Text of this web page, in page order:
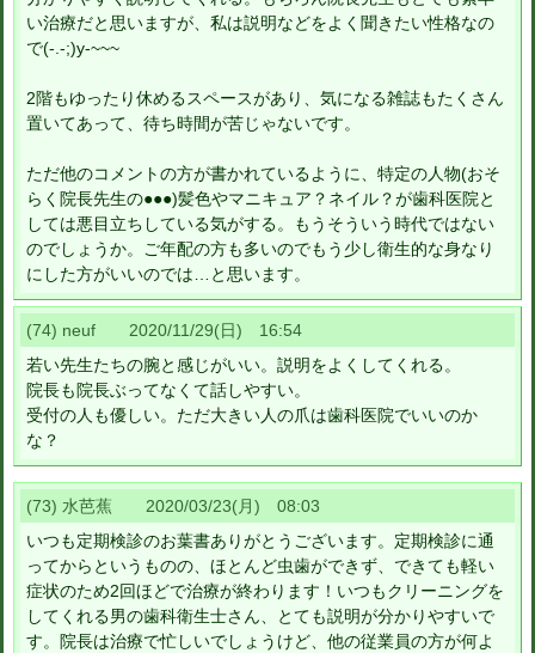
い治療だと思いますが、私は説明などをよく聞きたい性格なの
で(-.-;)y-~~~
2階もゆったり休めるスペースがあり、気になる雑誌もたくさん
置いてあって、待ち時間が苦じゃないです。
ただ他のコメントの方が書かれているように、特定の人物(おそ
らく院長先生の●●●)髪色やマニキュア？ネイル？が歯科医院と
しては悪目立ちしている気がする。もうそういう時代ではない
のでしょうか。ご年配の方も多いのでもう少し衛生的な身なり
にした方がいいのでは…と思います。
(74) neuf 2020/11/29(日) 16:54
若い先生たちの腕と感じがいい。説明をよくしてくれる。
院長も院長ぶってなくて話しやすい。
受付の人も優しい。ただ大きい人の爪は歯科医院でいいのか
な？
(73) 水芭蕉 2020/03/23(月) 08:03
いつも定期検診のお葉書ありがとうございます。定期検診に通
ってからというものの、ほとんど虫歯ができず、できても軽い
症状のため2回ほどで治療が終わります！いつもクリーニングを
してくれる男の歯科衛生士さん、とても説明が分かりやすいで
す。院長は治療で忙しいでしょうけど、他の従業員の方が何よ